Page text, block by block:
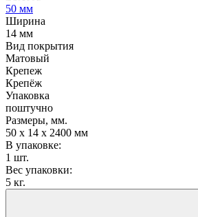
50 мм
Ширина
14 мм
Вид покрытия
Матовый
Крепеж
Крепёж
Упаковка
поштучно
Размеры, мм.
50 х 14 х 2400 мм
В упаковке:
1 шт.
Вес упаковки:
5 кг.